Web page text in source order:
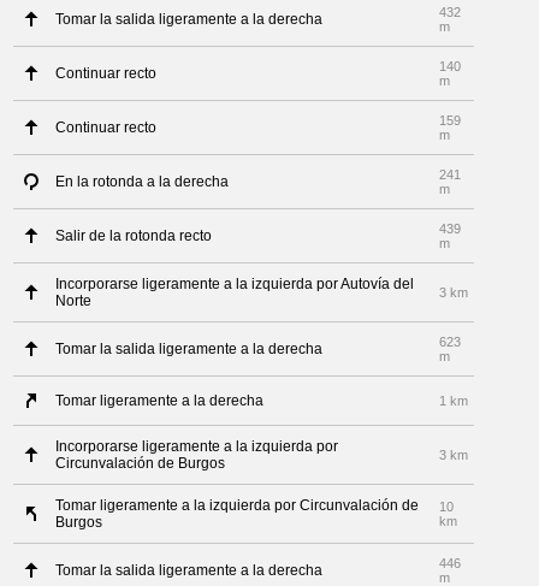
Tomar la salida ligeramente a la derecha
432
m
Continuar recto
140
m
Continuar recto
159
m
En la rotonda a la derecha
241
m
Salir de la rotonda recto
439
m
Incorporarse ligeramente a la izquierda por Autovía del
Norte
3 km
Tomar la salida ligeramente a la derecha
623
m
Tomar ligeramente a la derecha 1 km
Incorporarse ligeramente a la izquierda por
Circunvalación de Burgos
3 km
Tomar ligeramente a la izquierda por Circunvalación de
Burgos
10
km
Tomar la salida ligeramente a la derecha
446
m